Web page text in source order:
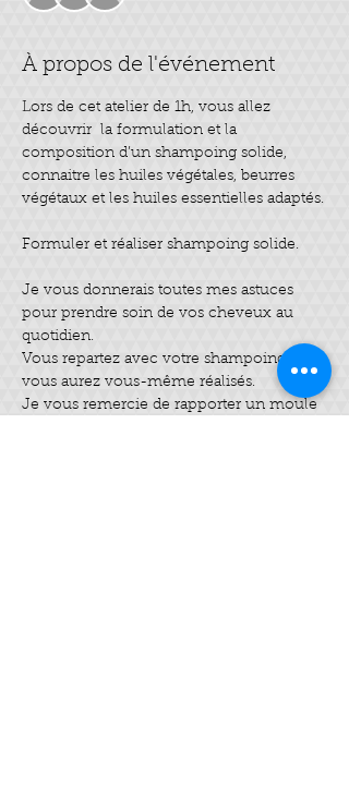
À propos de l'événement
Lors de cet atelier de 1h, vous allez
découvrir  la formulation et la
composition d’un shampoing solide,
connaitre les huiles végétales, beurres
végétaux et les huiles essentielles adaptés.
Formuler et réaliser shampoing solide.
Je vous donnerais toutes mes astuces
pour prendre soin de vos cheveux au
Vous repartez avec votre shampoing que
vous aurez vous-même réalisés.
Je vous remercie de rapporter un moule